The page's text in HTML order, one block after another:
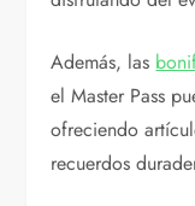
Además, las
el Master Pass
ofreciendo
recuerdos